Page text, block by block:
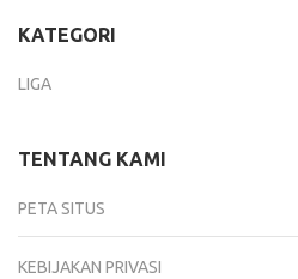
KATEGORI
LIGA
TENTANG KAMI
PETA SITUS
KEBIJAKAN PRIVASI